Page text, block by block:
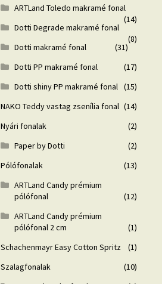
ARTLand Toledo makramé fonal
(14)
Dotti Degrade makramé fonal
(8)
Dotti makramé fonal
(31)
Dotti PP makramé fonal
(17)
Dotti shiny PP makramé fonal (15)
NAKO Teddy vastag zsenília fonal (14)
Nyári fonalak
(2)
Paper by Dotti
(2)
Pólófonalak
(13)
ARTLand Candy prémium
pólófonal
(12)
ARTLand Candy prémium
pólófonal 2 cm
(1)
Schachenmayr Easy Cotton Spritz
(1)
Szalagfonalak
(10)